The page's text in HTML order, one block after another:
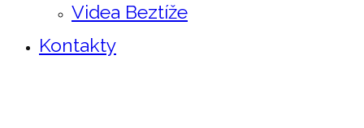
Videa Beztíže
Kontakty